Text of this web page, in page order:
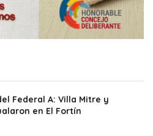
Federal A: Villa Mitre y
en El Fortín